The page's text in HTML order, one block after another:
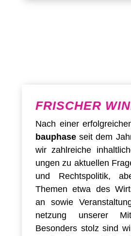
FRISCHER
Nach einer
bau­phaseseit dem
wir zahlreiche
ungen zu aktuellen
und Rechts­politik,
Themen etwa des
an sowie
netzung unserer
Besonders stolz sind